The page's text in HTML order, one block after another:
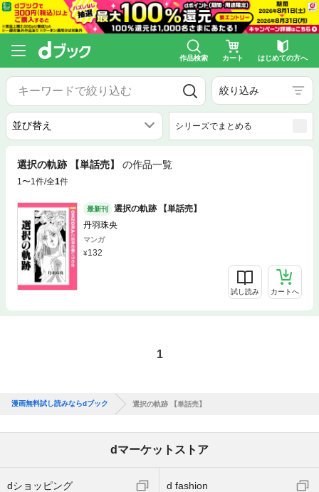
作品検索 カート はじめての方へ
絞り込み
シリーズでまとめる
選択の軌跡 【単話売】 の作品一覧
1〜1件/全1件
最新刊
選択の軌跡 【単話売】
丹羽珠央
マンガ
132
試し読み カートへ
1
漫画無料試し読みならdブック 選択の軌跡 【単話売】
dマーケットストア
dショッピング d fashion